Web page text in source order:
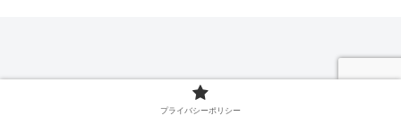
プライバシーポリシー